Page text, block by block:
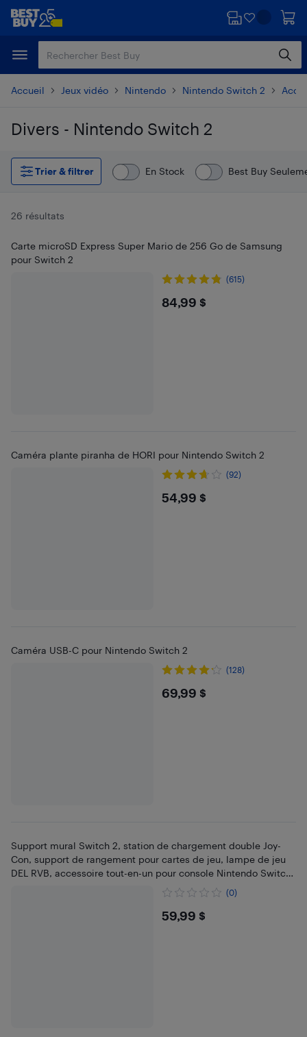
Passer
principal
Passer
Accueil Jeux vidéo Nintendo Nintendo Switch 2
Divers - Nintendo Switch 2
Passer aux résultats
Trier & filtrer
En Stock Best Buy
26 résultats
Carte microSD Express Super Mario de 256 Go de Samsung
pour Switch 2
(615)
$84.99
84,99 $
Caméra plante piranha de HORI pour Nintendo Switch 2
(92)
$54.99
54,99 $
Caméra USB-C pour Nintendo Switch 2
(128)
$69.99
69,99 $
Support mural Switch 2, station de chargement double Joy-
Con, support de rangement pour cartes de jeu, lampe de jeu
DEL RVB, accessoire tout-en-un pour console Nintendo Switch
(0)
$59.99
59,99 $